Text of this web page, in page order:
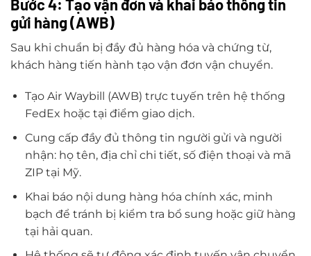
Bước 4: Tạo vận đơn và khai báo thông tin
gửi hàng (AWB)
Sau khi chuẩn bị đầy đủ hàng hóa và chứng từ,
khách hàng tiến hành tạo vận đơn vận chuyển.
Tạo Air Waybill (AWB) trực tuyến trên hệ thống
FedEx hoặc tại điểm giao dịch.
Cung cấp đầy đủ thông tin người gửi và người
nhận: họ tên, địa chỉ chi tiết, số điện thoại và mã
ZIP tại Mỹ.
Khai báo nội dung hàng hóa chính xác, minh
bạch để tránh bị kiểm tra bổ sung hoặc giữ hàng
tại hải quan.